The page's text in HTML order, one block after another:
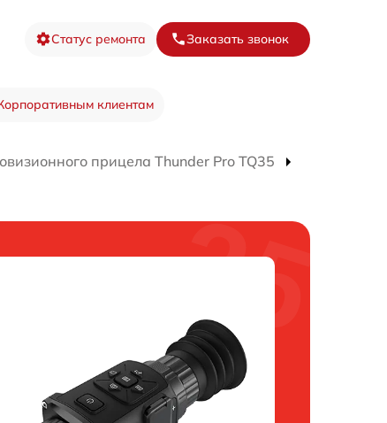
Статус ремонта Заказать звонок
клиентам
прицела Thunder Pro TQ35